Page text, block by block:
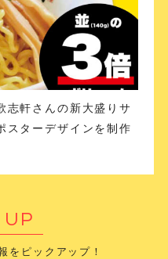
志軒さんの新大盛りサ
スターデザインを制作
UP
をピックアップ！